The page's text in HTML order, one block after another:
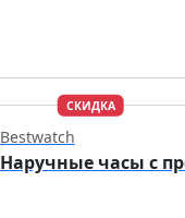
СКИДКА
Bestwatch
Наручные часы с